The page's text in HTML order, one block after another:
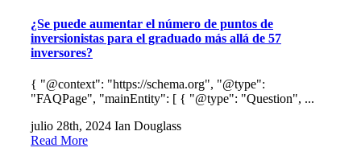
¿Se puede aumentar el número de puntos de
inversionistas para el graduado más allá de 57
inversores?
{ "@context": "https://schema.org", "@type":
"FAQPage", "mainEntity": [ { "@type": "Question", ...
julio 28th, 2024 Ian Douglass
Read More